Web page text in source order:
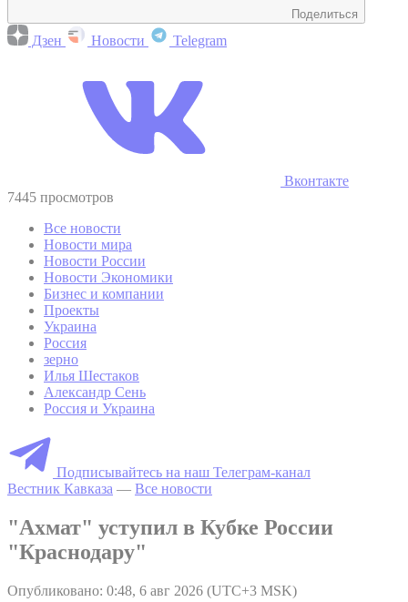
Поделиться
Дзен Новости Telegram
Вконтакте
7445 просмотров
Все новости
Новости мира
Новости России
Новости Экономики
Бизнес и компании
Проекты
Украина
Россия
зерно
Илья Шестаков
Александр Сень
Россия и Украина
Подписывайтесь на наш Телеграм-канал
Вестник Кавказа — Все новости
"Ахмат" уступил в Кубке России
"Краснодару"
Опубликовано: 0:48, 6 авг 2026 (UTC+3 MSK)